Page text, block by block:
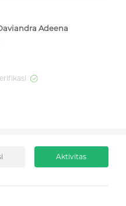
Adeena
Aktivitas